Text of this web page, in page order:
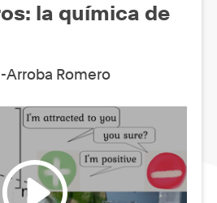
la química de
Arroba Romero